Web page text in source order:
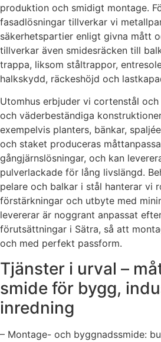
produktion och smidigt montage.
fasadlösningar tillverkar vi
säkerhetspartier enligt givna mått
tillverkar även smidesräcken till
trappa, liksom ståltrappor,
halkskydd, räckeshöjd och
Utomhus erbjuder vi cortenstål
och väderbeständiga
exempelvis planters, bänkar,
och staket produceras
gångjärnslösningar, och kan
pulverlackade för lång livslängd.
pelare och balkar i stål hanterar vi
förstärkningar och utbyte med
levererar är noggrant anpassat
förutsättningar i Sätra, så att
och med perfekt passform.
Tjänster i urval –
smide för bygg,
inredning
– Montage- och byggnadssmide: